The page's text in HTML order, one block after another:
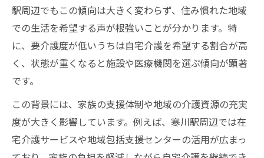
駅周辺でもこの傾向は大きく変わらず、住み慣れた地域
での生活を希望する声が根強いことが分かります。特
に、要介護度が低いうちは自宅介護を希望する割合が高
く、状態が重くなると施設や医療機関を選ぶ傾向が顕著
です。
この背景には、家族の支援体制や地域の介護資源の充実
度が大きく影響しています。例えば、寒川駅周辺では在
宅介護サービスや地域包括支援センターの活用が広まっ